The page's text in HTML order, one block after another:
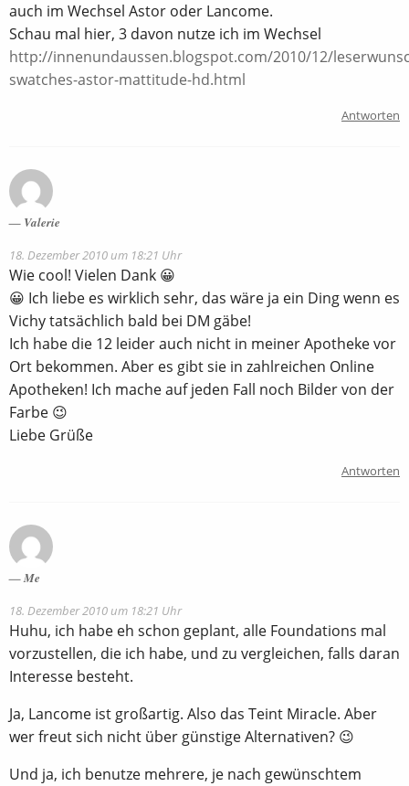
auch im Wechsel Astor oder Lancome.
Schau mal hier, 3 davon nutze ich im Wechsel
http://innenundaussen.blogspot.com/2010/12/
swatches-astor-mattitude-hd.html
Antworten
Valerie
18. Dezember 2010 um 18:21 Uhr
Wie cool! Vielen Dank 😀
😀 Ich liebe es wirklich sehr, das wäre ja ein Ding wenn es
Vichy tatsächlich bald bei DM gäbe!
Ich habe die 12 leider auch nicht in meiner Apotheke vor
Ort bekommen. Aber es gibt sie in zahlreichen Online
Apotheken! Ich mache auf jeden Fall noch Bilder von der
Farbe 😉
Liebe Grüße
Antworten
Me
18. Dezember 2010 um 18:21 Uhr
Huhu, ich habe eh schon geplant, alle Foundations mal
vorzustellen, die ich habe, und zu vergleichen, falls daran
Interesse besteht.
Ja, Lancome ist großartig. Also das Teint Miracle. Aber
wer freut sich nicht über günstige Alternativen? 😉
Und ja, ich benutze mehrere, je nach gewünschtem